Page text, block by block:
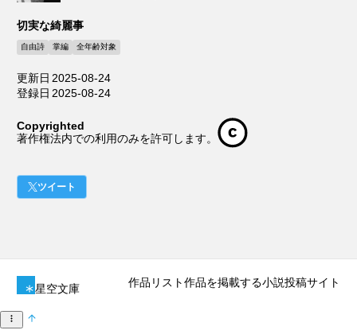
切実な綺麗事
自由詩 掌編 全年齢対象
更新日 2025-08-24
登録日 2025-08-24
Copyrighted
著作権法内での利用のみを許可します。
ツイート
星空文庫 作品リスト作品を掲載する小説投稿サイト